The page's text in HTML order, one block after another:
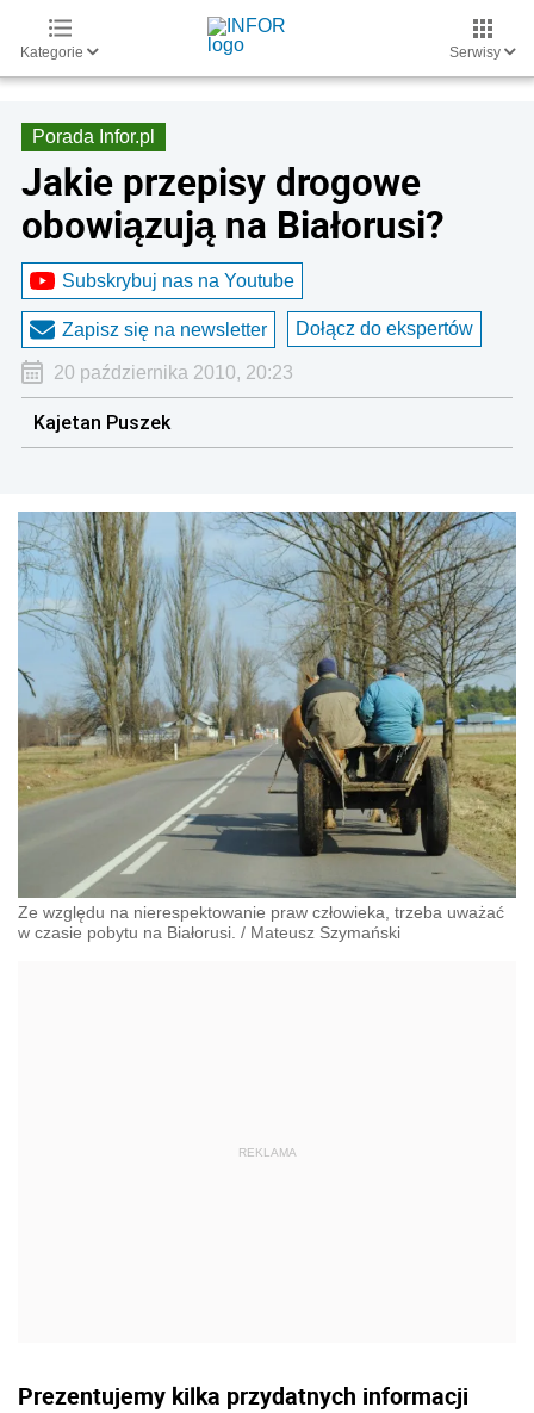
Kategorie Serwisy
Porada Infor.pl
Jakie przepisy drogowe
obowiązują na Białorusi?
Subskrybuj nas na Youtube
Zapisz się na newsletter Dołącz do ekspertów
20 października 2010, 20:23
Kajetan Puszek
Ze względu na nierespektowanie praw człowieka, trzeba uważać
w czasie pobytu na Białorusi. / Mateusz Szymański
Prezentujemy kilka przydatnych informacji